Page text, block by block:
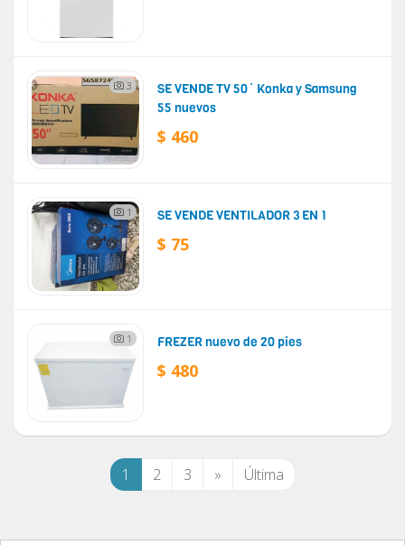
3
SE VENDE TV 50´ Konka y Samsung
55 nuevos
$ 460
1 SE VENDE VENTILADOR 3 EN 1
$ 75
1 FREZER nuevo de 20 pies
$ 480
1 2 3 » Última